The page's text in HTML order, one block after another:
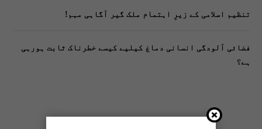
تنظیم اسلامی کے زیرِ اہتمام ملک گیر آگاہی مہم!
فضائی آلودگی انسانی دماغ کیلیے کیسے خطرناک ثابت ہورہی
ہے؟